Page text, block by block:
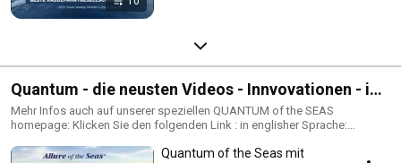
Quantum - die neusten Videos - Innvovationen - in
english am 29.3.2015 mit uns ab New York
Mehr Infos auch auf unserer speziellen QUANTUM of the SEAS
homepage: Klicken Sie den folgenden Link : in englisher Sprache:
Quantum of the Seas mit